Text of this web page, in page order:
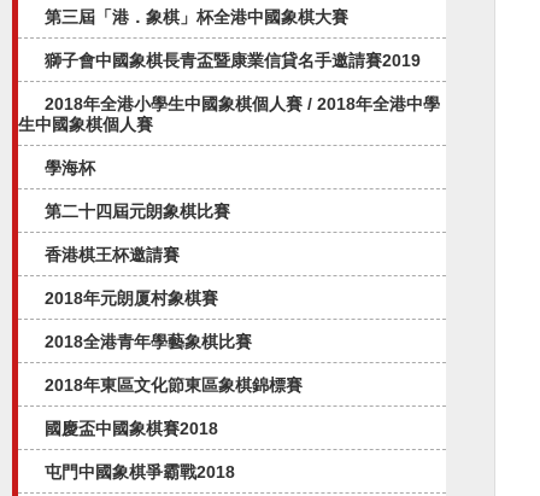
第三屆「港．象棋」杯全港中國象棋大賽
獅子會中國象棋長青盃暨康業信貸名手邀請賽2019
2018年全港小學生中國象棋個人賽 / 2018年全港中學
生中國象棋個人賽
學海杯
第二十四屆元朗象棋比賽
香港棋王杯邀請賽
2018年元朗厦村象棋賽
2018全港青年學藝象棋比賽
2018年東區文化節東區象棋錦標賽
國慶盃中國象棋賽2018
屯門中國象棋爭霸戰2018